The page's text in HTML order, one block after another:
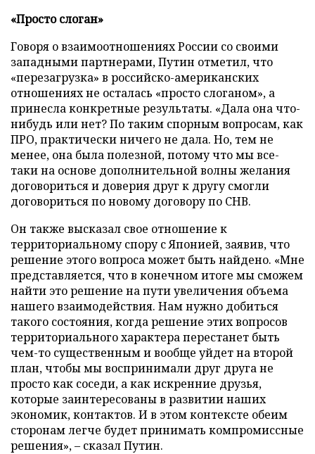
«Просто слоган»
Говоря о взаимоотношениях России со своими
западными партнерами, Путин отметил, что
«перезагрузка» в российско-американских
отношениях не осталась «просто слоганом», а
принесла конкретные результаты. «Дала она что-
нибудь или нет? По таким спорным вопросам, как
ПРО, практически ничего не дала. Но, тем не
менее, она была полезной, потому что мы все-
таки на основе дополнительной волны желания
договориться и доверия друг к другу смогли
договориться по новому договору по СНВ.
Он также высказал свое отношение к
территориальному спору с Японией, заявив, что
решение этого вопроса может быть найдено. «Мне
представляется, что в конечном итоге мы сможем
найти это решение на пути увеличения объема
нашего взаимодействия. Нам нужно добиться
такого состояния, когда решение этих вопросов
территориального характера перестанет быть
чем-то существенным и вообще уйдет на второй
план, чтобы мы воспринимали друг друга не
просто как соседи, а как искренние друзья,
которые заинтересованы в развитии наших
экономик, контактов. И в этом контексте обеим
сторонам легче будет принимать компромиссные
решения», – сказал Путин.